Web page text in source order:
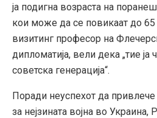
ја подигна возраста на
кои може да се повикаат до
визитинг професор на
дипломатија, вели дека „тие
советска генерација“.
Поради неуспехот да привлече
за нејзината војна во Украина,